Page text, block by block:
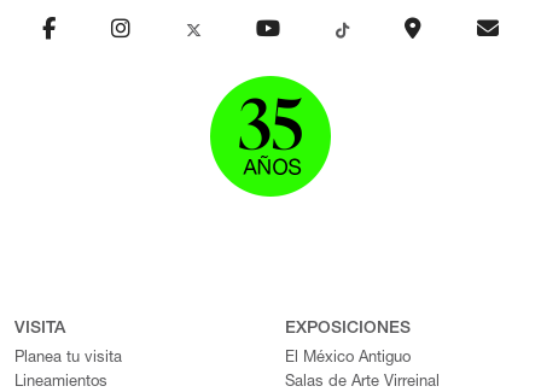
VISITA
Planea tu visita
Lineamientos
EXPOSICIONES
El México Antiguo
Salas de Arte Virreinal